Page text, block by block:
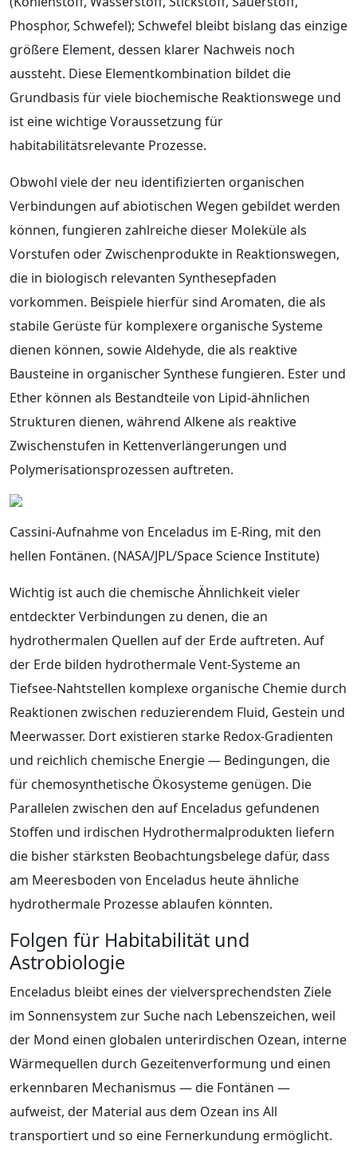
Phosphor, Schwefel); Schwefel bleibt bislang das einzige
größere Element, dessen klarer Nachweis noch
aussteht. Diese Elementkombination bildet die
Grundbasis für viele biochemische Reaktionswege und
ist eine wichtige Voraussetzung für
habitabilitätsrelevante Prozesse.
Obwohl viele der neu identifizierten organischen
Verbindungen auf abiotischen Wegen gebildet werden
können, fungieren zahlreiche dieser Moleküle als
Vorstufen oder Zwischenprodukte in Reaktionswegen,
die in biologisch relevanten Synthesepfaden
vorkommen. Beispiele hierfür sind Aromaten, die als
stabile Gerüste für komplexere organische Systeme
dienen können, sowie Aldehyde, die als reaktive
Bausteine in organischer Synthese fungieren. Ester und
Ether können als Bestandteile von Lipid‑ähnlichen
Strukturen dienen, während Alkene als reaktive
Zwischenstufen in Kettenverlängerungen und
Polymerisationsprozessen auftreten.
Cassini-Aufnahme von Enceladus im E‑Ring, mit den
hellen Fontänen. (NASA/JPL/Space Science Institute)
Wichtig ist auch die chemische Ähnlichkeit vieler
entdeckter Verbindungen zu denen, die an
hydrothermalen Quellen auf der Erde auftreten. Auf
der Erde bilden hydrothermale Vent-Systeme an
Tiefsee‑Nahtstellen komplexe organische Chemie durch
Reaktionen zwischen reduzierendem Fluid, Gestein und
Meerwasser. Dort existieren starke Redox‑Gradienten
und reichlich chemische Energie — Bedingungen, die
für chemosynthetische Ökosysteme genügen. Die
Parallelen zwischen den auf Enceladus gefundenen
Stoffen und irdischen Hydrothermalprodukten liefern
die bisher stärksten Beobachtungsbelege dafür, dass
am Meeresboden von Enceladus heute ähnliche
hydrothermale Prozesse ablaufen könnten.
Folgen für Habitabilität und
Astrobiologie
Enceladus bleibt eines der vielversprechendsten Ziele
im Sonnensystem zur Suche nach Lebenszeichen, weil
der Mond einen globalen unterirdischen Ozean, interne
Wärmequellen durch Gezeitenverformung und einen
erkennbaren Mechanismus — die Fontänen —
aufweist, der Material aus dem Ozean ins All
transportiert und so eine Fernerkundung ermöglicht.